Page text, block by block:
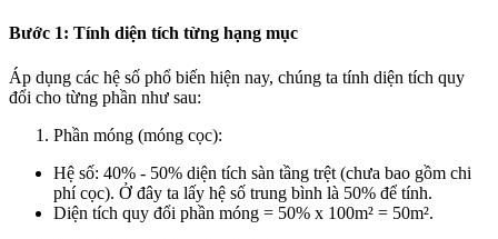
Bước 1: Tính diện tích từng hạng mục
Áp dụng các hệ số phổ biến hiện nay, chúng ta tính diện tích quy
đổi cho từng phần như sau:
Phần móng (móng cọc):
Hệ số: 40% - 50% diện tích sàn tầng trệt (chưa bao gồm chi
phí cọc). Ở đây ta lấy hệ số trung bình là 50% để tính.
Diện tích quy đổi phần móng = 50% x 100m² = 50m².